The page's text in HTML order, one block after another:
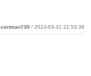
cartman730 / 2023-03-31 21:53:39